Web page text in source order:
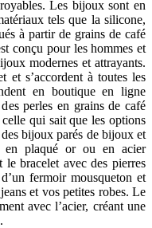
Les bijoux sont en
tels que la silicone,
à partir de grains de café
conçu pour les hommes et
modernes et attrayants.
et s’accordent à toutes les
en boutique en ligne
perles en grains de café
qui sait que les options
bijoux parés de bijoux et
en plaqué or ou en acier
le bracelet avec des pierres
fermoir mousqueton et
et vos petites robes. Le
avec l’acier, créant une